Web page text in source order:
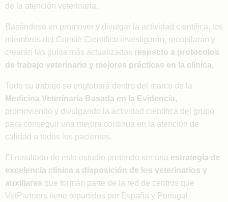
de la atención veterinaria.
Basándose en promover y divulgar la actividad científica, los
miembros del Comité Científico investigarán, recopilarán y
crearán las guías más actualizadas respecto a protocolos
de trabajo veterinario y mejores prácticas en la clínica.
Todo su trabajo se englobará dentro del marco de la
Medicina Veterinaria Basada en la Evidencia
promoviendo y divulgando la actividad científica del grupo
para conseguir una mejora continua en la atención de
calidad a todos los pacientes.
El resultado de este estudio pretende ser una estrategia de
excelencia clínica a disposición de los veterinarios y
auxiliares que forman parte de la red de centros que
VetPartners tiene repartidos por España y Portugal.